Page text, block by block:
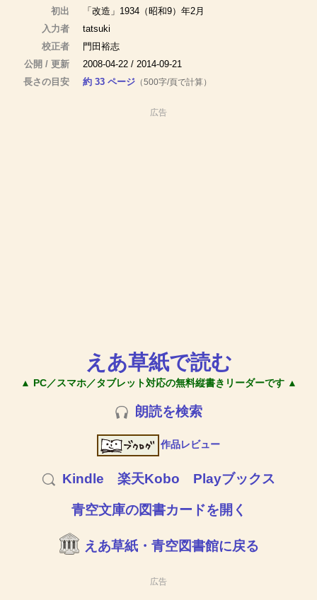
初出
「改造」1934（昭和9）年2月
入力者
tatsuki
校正者
門田裕志
公開 / 更新
2008-04-22 / 2014-09-21
長さの目安
約 33 ページ（500字/頁で計算）
広告
えあ草紙で読む
▲ PC／スマホ／タブレット対応の無料縦書きリーダーです ▲
朗読を検索
作品レビュー
Kindle 楽天Kobo Playブックス
青空文庫の図書カードを開く
えあ草紙・青空図書館に戻る
広告